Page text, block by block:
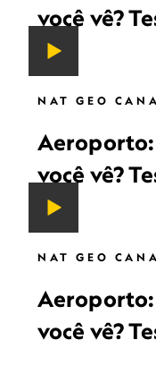
você vê?
NAT GEO
Aeroporto:
você vê?
NAT GEO
Aeroporto:
você vê?